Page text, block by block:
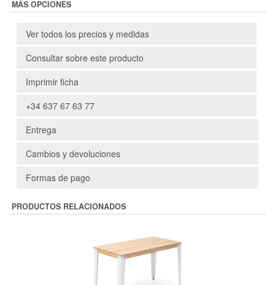
MÁS OPCIONES
Ver todos los precios y medidas
Consultar sobre este producto
Imprimir ficha
+34 637 67 63 77
Entrega
Cambios y devoluciones
Formas de pago
PRODUCTOS RELACIONADOS